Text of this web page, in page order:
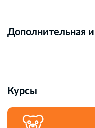
Дополнительная
Курсы